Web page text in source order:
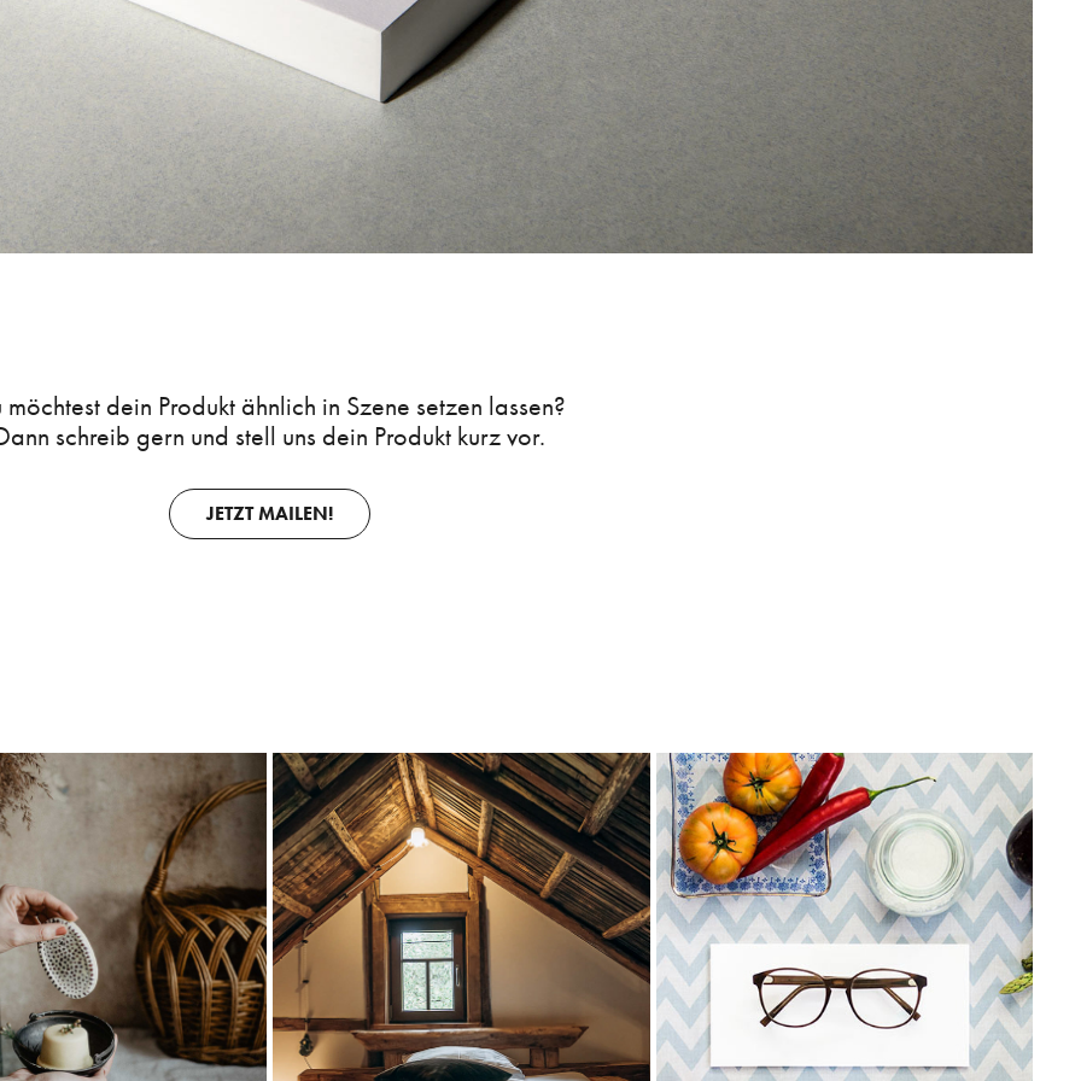
möchtest dein Produkt ähnlich in Szene setzen lassen?
schreib gern und stell uns dein Produkt kurz vor.
JETZT MAILEN!
PAINTING REALITY
2018
FERIENHAUS VOGTLAND
2019
ST.EILEN BRILLEN
2016